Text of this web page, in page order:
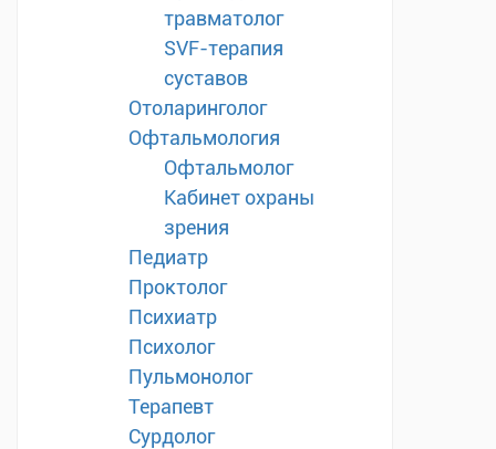
травматолог
SVF-терапия
суставов
Отоларинголог
Офтальмология
Офтальмолог
Кабинет охраны
зрения
Педиатр
Проктолог
Психиатр
Психолог
Пульмонолог
Терапевт
Сурдолог